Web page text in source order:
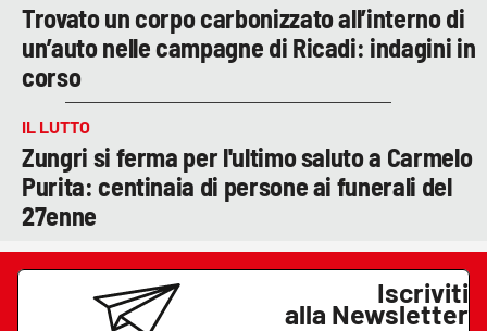
Trovato un corpo carbonizzato all’interno di
un’auto nelle campagne di Ricadi: indagini in
corso
IL LUTTO
Zungri si ferma per l'ultimo saluto a Carmelo
Purita: centinaia di persone ai funerali del
27enne
Iscriviti
alla Newsletter